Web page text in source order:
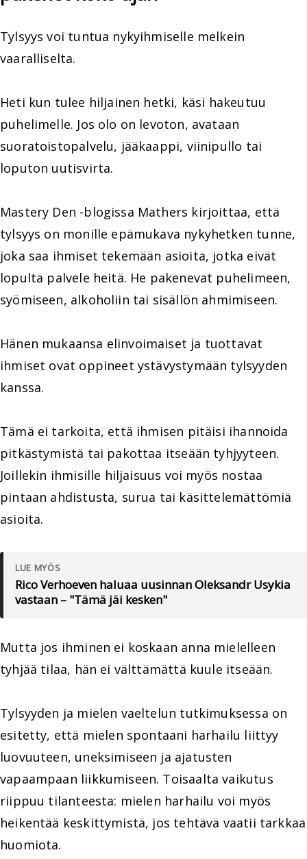
Tylsyys voi tuntua nykyihmiselle melkein
vaaralliselta.
Heti kun tulee hiljainen hetki, käsi hakeutuu
puhelimelle. Jos olo on levoton, avataan
suoratoistopalvelu, jääkaappi, viinipullo tai
loputon uutisvirta.
Mastery Den -blogissa Mathers kirjoittaa, että
tylsyys on monille epämukava nykyhetken tunne,
joka saa ihmiset tekemään asioita, jotka eivät
lopulta palvele heitä. He pakenevat puhelimeen,
syömiseen, alkoholiin tai sisällön ahmimiseen.
Hänen mukaansa elinvoimaiset ja tuottavat
ihmiset ovat oppineet ystävystymään tylsyyden
kanssa.
Tämä ei tarkoita, että ihmisen pitäisi ihannoida
pitkästymistä tai pakottaa itseään tyhjyyteen.
Joillekin ihmisille hiljaisuus voi myös nostaa
pintaan ahdistusta, surua tai käsittelemättömiä
asioita.
LUE MYÖS
Rico Verhoeven haluaa uusinnan Oleksandr Usykia
vastaan – "Tämä jäi kesken"
Mutta jos ihminen ei koskaan anna mielelleen
tyhjää tilaa, hän ei välttämättä kuule itseään.
Tylsyyden ja mielen vaeltelun tutkimuksessa on
esitetty, että mielen spontaani harhailu liittyy
luovuuteen, uneksimiseen ja ajatusten
vapaampaan liikkumiseen. Toisaalta vaikutus
riippuu tilanteesta: mielen harhailu voi myös
heikentää keskittymistä, jos tehtävä vaatii tarkkaa
huomiota.